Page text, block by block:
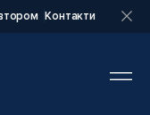
Контакти